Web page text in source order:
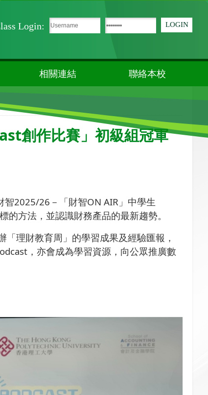
Login:
相關連結 聯絡本校
創作比賽」初級組冠軍
智2025/26 －「財智ON AIR 」中學生
方法，並認識財務產品的最新趨勢。
「理財教育周」的學習成果及經驗匯報，
，亦會成為學習資源，向公眾推廣數